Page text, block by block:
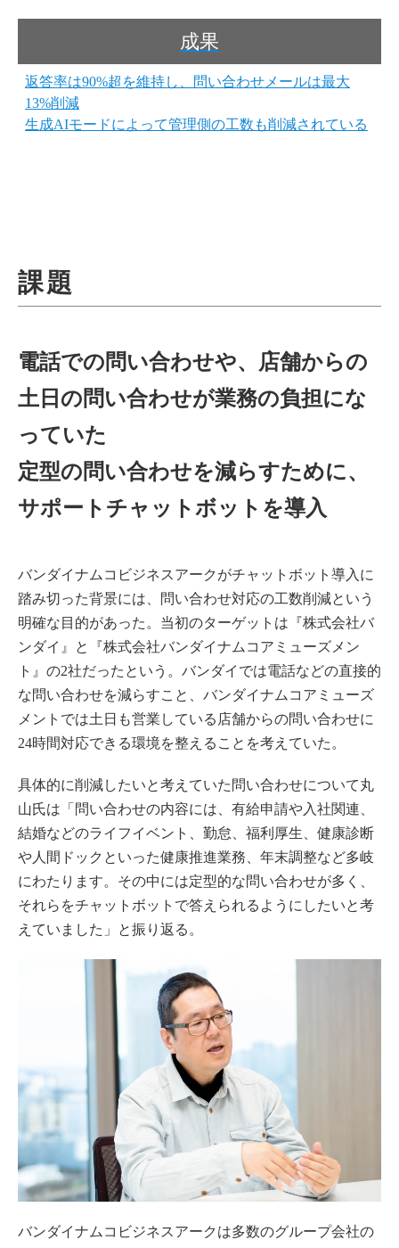
成果
返答率は90%超を維持し、問い合わせメールは最大
13%削減
生成AIモードによって管理側の工数も削減されている
課題
電話での問い合わせや、店舗からの
土日の問い合わせが業務の負担にな
っていた
定型の問い合わせを減らすために、
サポートチャットボットを導入
バンダイナムコビジネスアークがチャットボット導入に
踏み切った背景には、問い合わせ対応の工数削減という
明確な目的があった。当初のターゲットは『株式会社バ
ンダイ』と『株式会社バンダイナムコアミューズメン
ト』の2社だったという。バンダイでは電話などの直接的
な問い合わせを減らすこと、バンダイナムコアミューズ
メントでは土日も営業している店舗からの問い合わせに
24時間対応できる環境を整えることを考えていた。
具体的に削減したいと考えていた問い合わせについて丸
山氏は「問い合わせの内容には、有給申請や入社関連、
結婚などのライフイベント、勤怠、福利厚生、健康診断
や人間ドックといった健康推進業務、年末調整など多岐
にわたります。その中には定型的な問い合わせが多く、
それらをチャットボットで答えられるようにしたいと考
えていました」と振り返る。
バンダイナムコビジネスアークは多数のグループ会社の